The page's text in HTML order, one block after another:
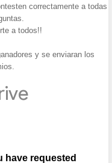
correctamente a todas
a todos!!
y se enviaran los